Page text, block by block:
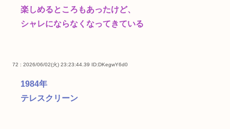
楽しめるところもあったけど、
シャレにならなくなってきている
72 : 2026/06/02(火) 23:23:44.39 ID:DKegwY6d0
1984年
テレスクリーン